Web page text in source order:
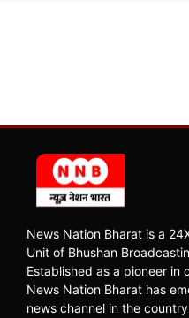
News Nation Bharat is a
Unit of Bhushan
Established as a pioneer in
News Nation Bharat has
news channel in the